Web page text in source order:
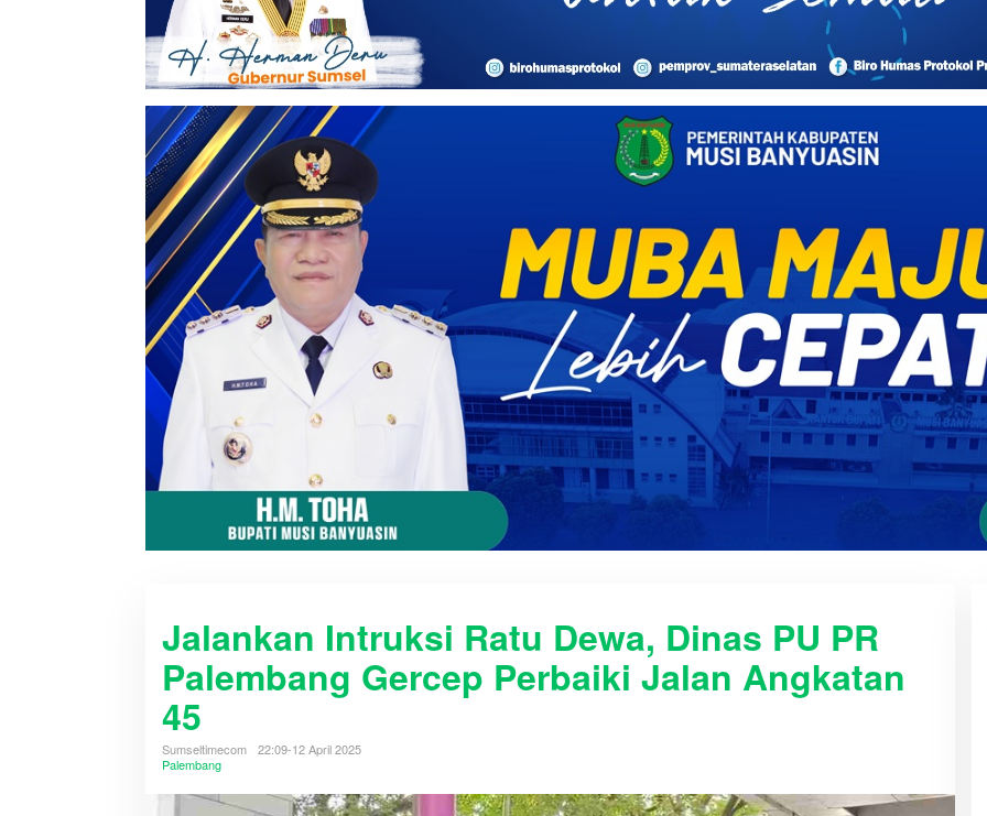
Jalankan Intruksi Ratu Dewa, Dinas PU PR
Palembang Gercep Perbaiki Jalan Angkatan
45
Sumseltimecom
22:09-12 April 2025
Palembang